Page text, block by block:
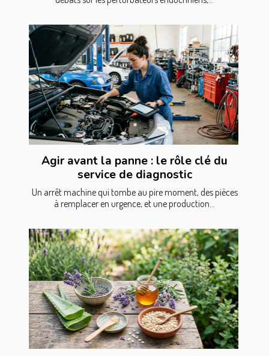
Agir avant la panne : le rôle clé du
service de diagnostic
Un arrêt machine qui tombe au pire moment, des pièces
à remplacer en urgence, et une production...